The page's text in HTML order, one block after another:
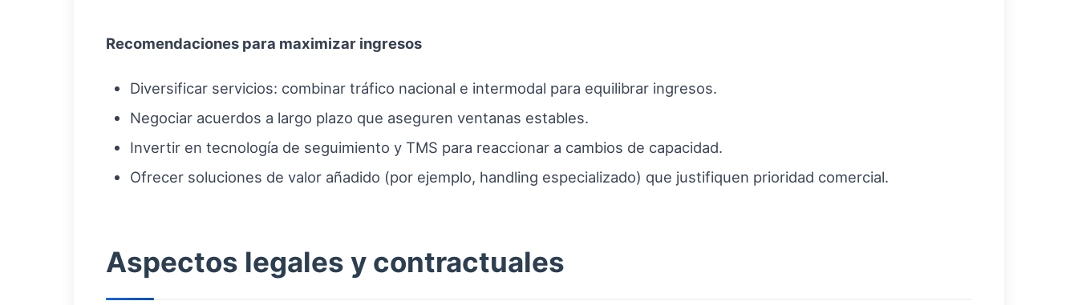
Recomendaciones para maximizar ingresos
Diversificar servicios: combinar tráfico nacional e intermodal para equilibrar ingresos.
Negociar acuerdos a largo plazo que aseguren ventanas estables.
Invertir en tecnología de seguimiento y TMS para reaccionar a cambios de capacidad.
Ofrecer soluciones de valor añadido (por ejemplo, handling especializado) que justifiquen prioridad comercial.
Aspectos legales y contractuales